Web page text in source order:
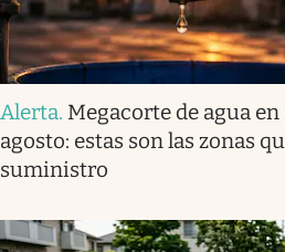
Alerta. Megacorte de agua
agosto: estas son las zonas
suministro